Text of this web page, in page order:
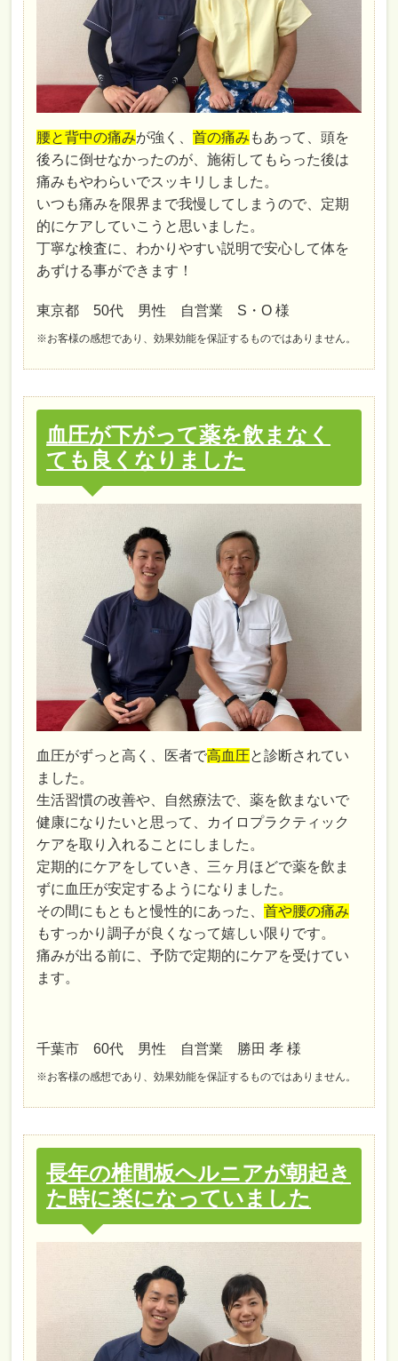
腰と背中の痛みが強く、首の痛み もあって、頭を
後ろに倒せなかったのが、施術してもらった後は
痛みもやわらいでスッキリしました。
いつも痛みを限界まで我慢してしまうので、定期
的にケアしていこうと思いました。
丁寧な検査に、わかりやすい説明で安心して体を
あずける事ができます！
東京都 50代 男性 自営業 S・O 様
※お客様の感想であり、効果効能を保証するものではありません。
血圧が下がって薬を飲まなく
ても良くなりました
血圧がずっと高く、医者で高血圧と診断されてい
ました。
生活習慣の改善や、自然療法で、薬を飲まないで
健康になりたいと思って、カイロプラクティック
ケアを取り入れることにしました。
定期的にケアをしていき、三ヶ月ほどで薬を飲ま
ずに血圧が安定するようになりました。
その間にもともと慢性的にあった、首や腰の痛み
もすっかり調子が良くなって嬉しい限りです。
痛みが出る前に、予防で定期的にケアを受けてい
ます。
千葉市 60代 男性 自営業 勝田 孝 様
※お客様の感想であり、効果効能を保証するものではありません。
長年の椎間板ヘルニアが朝起き
た時に楽になっていました